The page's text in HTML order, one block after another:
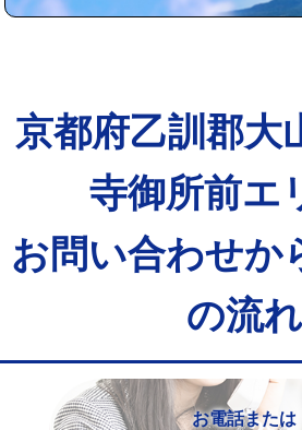
京都府乙訓郡大
寺御所前エ
お問い合わせか
の流れ
お電話または